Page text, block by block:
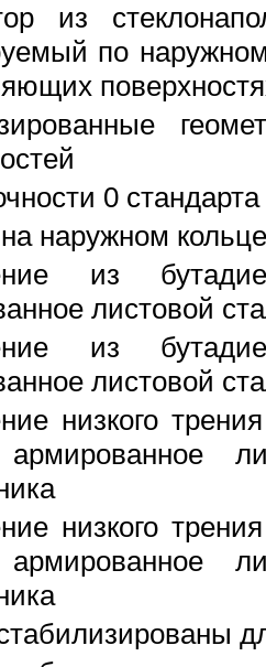
из
по
0
наружном кольце
из
листовой
из
листовой
низкого
низкого